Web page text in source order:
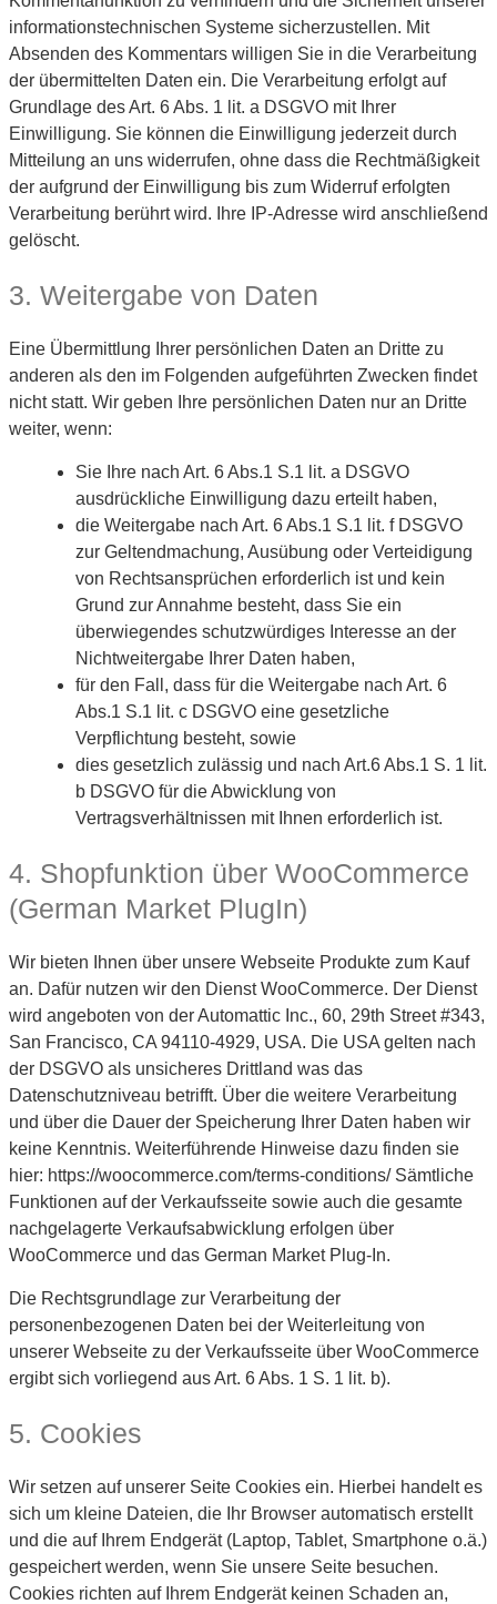
informationstechnischen Systeme sicherzustellen. Mit
Absenden des Kommentars willigen Sie in die Verarbeitung
der übermittelten Daten ein. Die Verarbeitung erfolgt auf
Grundlage des Art. 6 Abs. 1 lit. a DSGVO mit Ihrer
Einwilligung. Sie können die Einwilligung jederzeit durch
Mitteilung an uns widerrufen, ohne dass die Rechtmäßigkeit
der aufgrund der Einwilligung bis zum Widerruf erfolgten
Verarbeitung berührt wird. Ihre IP-Adresse wird anschließend
gelöscht.
3. Weitergabe von Daten
Eine Übermittlung Ihrer persönlichen Daten an Dritte zu
anderen als den im Folgenden aufgeführten Zwecken findet
nicht statt. Wir geben Ihre persönlichen Daten nur an Dritte
weiter, wenn:
Sie Ihre nach Art. 6 Abs.1 S.1 lit. a DSGVO
ausdrückliche Einwilligung dazu erteilt haben,
die Weitergabe nach Art. 6 Abs.1 S.1 lit. f DSGVO
zur Geltendmachung, Ausübung oder Verteidigung
von Rechtsansprüchen erforderlich ist und kein
Grund zur Annahme besteht, dass Sie ein
überwiegendes schutzwürdiges Interesse an der
Nichtweitergabe Ihrer Daten haben,
für den Fall, dass für die Weitergabe nach Art. 6
Abs.1 S.1 lit. c DSGVO eine gesetzliche
Verpflichtung besteht, sowie
dies gesetzlich zulässig und nach Art.6 Abs.1 S. 1 lit.
b DSGVO für die Abwicklung von
Vertragsverhältnissen mit Ihnen erforderlich ist.
4. Shopfunktion über WooCommerce
(German Market PlugIn)
Wir bieten Ihnen über unsere Webseite Produkte zum Kauf
an. Dafür nutzen wir den Dienst WooCommerce. Der Dienst
wird angeboten von der Automattic Inc., 60, 29th Street #343,
San Francisco, CA 94110-4929, USA. Die USA gelten nach
der DSGVO als unsicheres Drittland was das
Datenschutzniveau betrifft. Über die weitere Verarbeitung
und über die Dauer der Speicherung Ihrer Daten haben wir
keine Kenntnis. Weiterführende Hinweise dazu finden sie
hier: https://woocommerce.com/terms-conditions/ Sämtliche
Funktionen auf der Verkaufsseite sowie auch die gesamte
nachgelagerte Verkaufsabwicklung erfolgen über
WooCommerce und das German Market Plug-In.
Die Rechtsgrundlage zur Verarbeitung der
personenbezogenen Daten bei der Weiterleitung von
unserer Webseite zu der Verkaufsseite über WooCommerce
ergibt sich vorliegend aus Art. 6 Abs. 1 S. 1 lit. b).
5. Cookies
Wir setzen auf unserer Seite Cookies ein. Hierbei handelt es
sich um kleine Dateien, die Ihr Browser automatisch erstellt
und die auf Ihrem Endgerät (Laptop, Tablet, Smartphone o.ä.)
gespeichert werden, wenn Sie unsere Seite besuchen.
Cookies richten auf Ihrem Endgerät keinen Schaden an,